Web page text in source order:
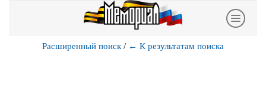
Расширенный поиск / ← К результатам поиска